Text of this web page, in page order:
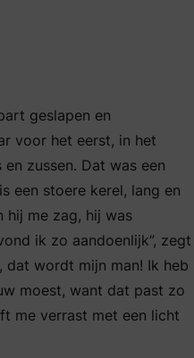
geslapen en
voor het eerst, in het
zussen. Dat was een
een stoere kerel, lang en
hij me zag, hij was
ik zo aandoenlijk”, zegt
dat wordt mijn man! Ik heb
moest, want dat past zo
me verrast met een licht